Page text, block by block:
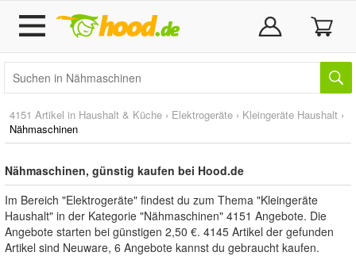
4151 Artikel in Haushalt & Küche › Elektrogeräte › Kleingeräte Haushalt ›
Nähmaschinen
Nähmaschinen, günstig kaufen bei Hood.de
Im Bereich "Elektrogeräte" findest du zum Thema "Kleingeräte
Haushalt" in der Kategorie "Nähmaschinen" 4151 Angebote. Die
Angebote starten bei günstigen 2,50 €. 4145 Artikel der gefunden
Artikel sind Neuware, 6 Angebote kannst du gebraucht kaufen.